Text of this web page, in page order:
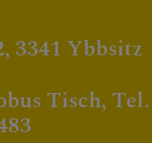
3341 Ybbsitz
Tisch, Tel.